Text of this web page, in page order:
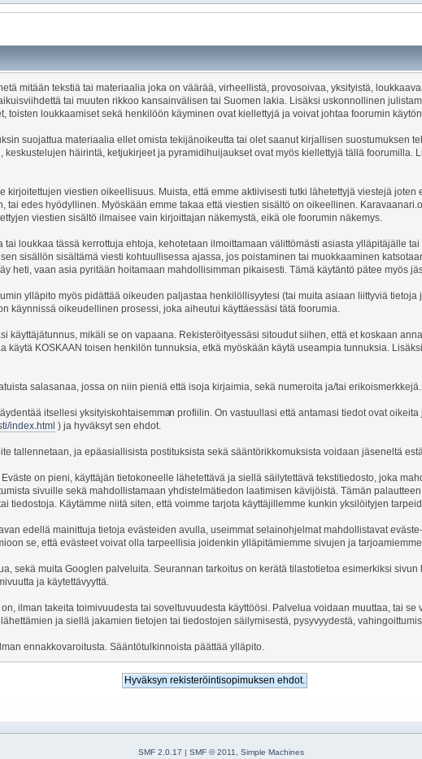
mitään tekstiä tai materiaalia joka on väärää, virheellistä, provosoivaa, yksityistä,
tai muuten rikkoo kansainvälisen tai Suomen lakia. Lisäksi uskonnollinen
toisten loukkaamiset sekä henkilöön käyminen ovat kiellettyjä ja voivat johtaa foorumin
suojattua materiaalia ellet omista tekijänoikeutta tai olet saanut kirjallisen suostumuksen
häirintä, ketjukirjeet ja pyramidihuijaukset ovat myös kiellettyjä tällä foorumilla.
viestien oikeellisuus. Muista, että emme aktiivisesti tutki lähetettyjä viestejä
tai edes hyödyllinen. Myöskään emme takaa että viestien sisältö on oikeellinen.
viestien sisältö ilmaisee vain kirjoittajan näkemystä, eikä ole foorumin näkemys.
loukkaa tässä kerrottuja ehtoja, kehotetaan ilmoittamaan välittömästi asiasta ylläpitäjälle
sisällön sisältämä viesti kohtuullisessa ajassa, jos poistaminen tai muokkaaminen
heti, vaan asia pyritään hoitamaan mahdollisimman pikaisesti. Tämä käytäntö pätee myös
ylläpito myös pidättää oikeuden paljastaa henkilöllisyytesi (tai muita asiaan liittyviä
käynnissä oikeudellinen prosessi, joka aiheutui käyttäessäsi tätä foorumia.
käyttäjätunnus, mikäli se on vapaana. Rekisteröityessäsi sitoudut siihen, että et koskaan
käytä KOSKAAN toisen henkilön tunnuksia, etkä myöskään käytä useampia tunnuksia.
salasanaa, jossa on niin pieniä että isoja kirjaimia, sekä numeroita ja/tai erikoismerkkejä.
itsellesi yksityiskohtaisemman profiilin. On vastuullasi että antamasi tiedot ovat
index.html ) ja hyväksyt sen ehdot.
tallennetaan, ja epäasiallisista postituksista sekä sääntörikkomuksista voidaan jäseneltä
on pieni, käyttäjän tietokoneelle lähetettävä ja siellä säilytettävä tekstitiedosto, joka
sivuille sekä mahdollistamaan yhdistelmätiedon laatimisen kävijöistä. Tämän
tiedostoja. Käytämme niitä siten, että voimme tarjota käyttäjillemme kunkin yksilöityjen
edellä mainittuja tietoja evästeiden avulla, useimmat selainohjelmat mahdollistavat
se, että evästeet voivat olla tarpeellisia joidenkin ylläpitämiemme sivujen ja
sekä muita Googlen palveluita. Seurannan tarkoitus on kerätä tilastotietoa esimerkiksi
ja käytettävyyttä.
ilman takeita toimivuudesta tai soveltuvuudesta käyttöösi. Palvelua voidaan muuttaa, tai se
ja siellä jakamien tietojen tai tiedostojen säilymisestä, pysyvyydestä,
ennakkovaroitusta. Sääntötulkinnoista päättää ylläpito.
SMF 2.0.17 SMF © 2011, Simple Machines